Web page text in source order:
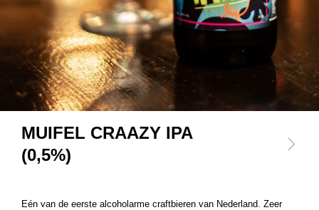
MUIFEL CRAAZY IPA
(0,5%)
Eén van de eerste alcoholarme craftbieren van Nederland. Zeer